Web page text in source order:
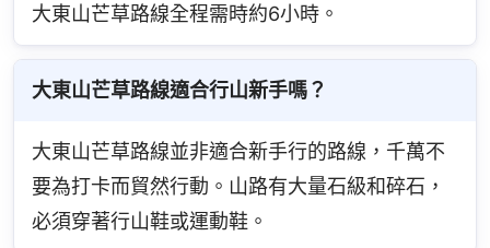
大東山芒草路線全程需時約6小時。
大東山芒草路線適合行山新手嗎？
大東山芒草路線並非適合新手行的路線，千萬不
要為打卡而貿然行動。山路有大量石級和碎石，
必須穿著行山鞋或運動鞋。